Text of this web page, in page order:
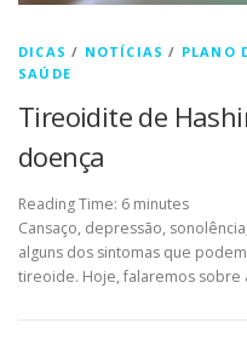
DICAS / NOTÍCIAS / PLANO
SAÚDE
Tireoidite de
doença
Reading Time: 6 minutes
Cansaço, depressão,
alguns dos sintomas que
tireoide. Hoje, falaremos sobre